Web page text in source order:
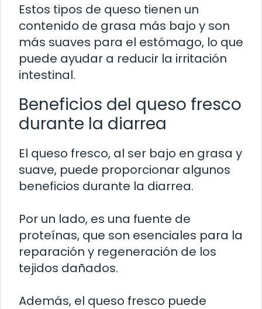
Estos tipos de queso tienen un
contenido de grasa más bajo y son
más suaves para el estómago, lo que
puede ayudar a reducir la irritación
intestinal.
Beneficios del queso fresco
durante la diarrea
El queso fresco, al ser bajo en grasa y
suave, puede proporcionar algunos
beneficios durante la diarrea.
Por un lado, es una fuente de
proteínas, que son esenciales para la
reparación y regeneración de los
tejidos dañados.
Además, el queso fresco puede